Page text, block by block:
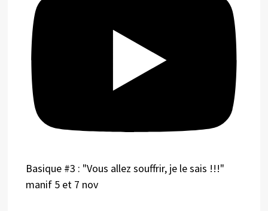
Basique #3 : "Vous allez souffrir, je le sais !!!"
manif 5 et 7 nov